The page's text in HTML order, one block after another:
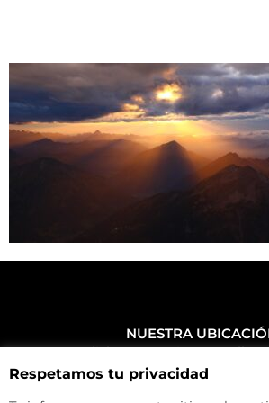
NUESTRA
Haz click aquí y mira como
CONTACTA CON
+34 972 500 449
Respetamos tu privacidad